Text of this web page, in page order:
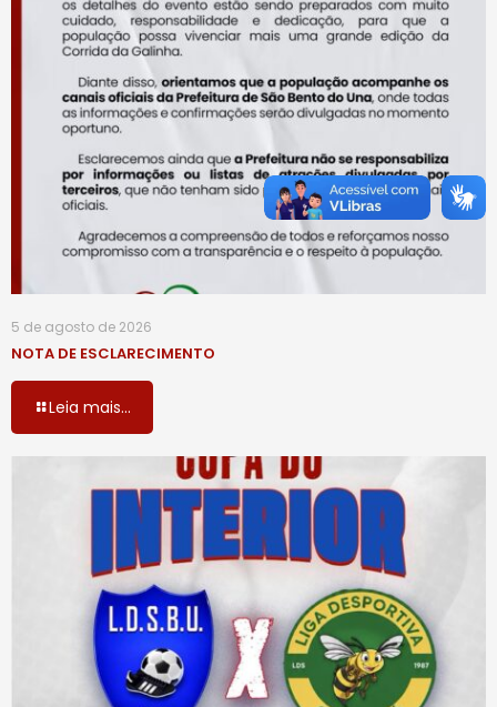
5 de agosto de 2026
NOTA DE ESCLARECIMENTO
Leia mais...